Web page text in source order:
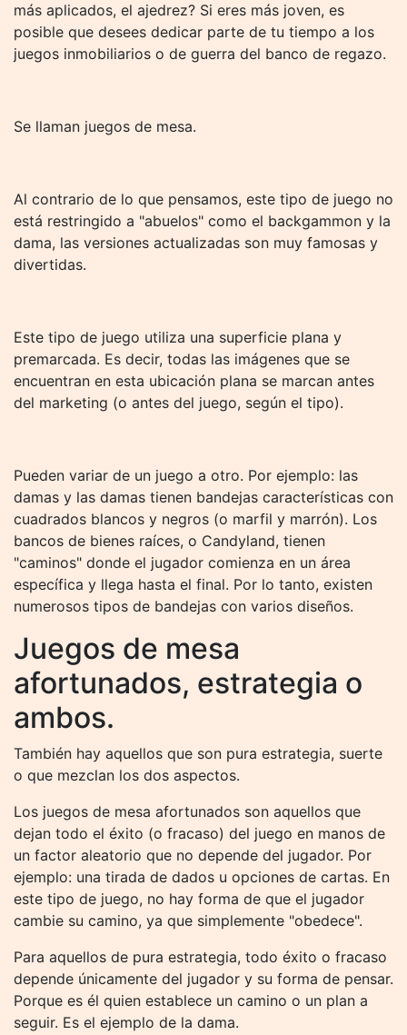
más aplicados, el ajedrez? Si eres más joven, es
posible que desees dedicar parte de tu tiempo a los
juegos inmobiliarios o de guerra del banco de regazo.
Se llaman juegos de mesa.
Al contrario de lo que pensamos, este tipo de juego no
está restringido a "abuelos" como el backgammon y la
dama, las versiones actualizadas son muy famosas y
divertidas.
Este tipo de juego utiliza una superficie plana y
premarcada. Es decir, todas las imágenes que se
encuentran en esta ubicación plana se marcan antes
del marketing (o antes del juego, según el tipo).
Pueden variar de un juego a otro. Por ejemplo: las
damas y las damas tienen bandejas características con
cuadrados blancos y negros (o marfil y marrón). Los
bancos de bienes raíces, o Candyland, tienen
"caminos" donde el jugador comienza en un área
específica y llega hasta el final. Por lo tanto, existen
numerosos tipos de bandejas con varios diseños.
Juegos de mesa
afortunados, estrategia o
ambos.
También hay aquellos que son pura estrategia, suerte
o que mezclan los dos aspectos.
Los juegos de mesa afortunados son aquellos que
dejan todo el éxito (o fracaso) del juego en manos de
un factor aleatorio que no depende del jugador. Por
ejemplo: una tirada de dados u opciones de cartas. En
este tipo de juego, no hay forma de que el jugador
cambie su camino, ya que simplemente "obedece".
Para aquellos de pura estrategia, todo éxito o fracaso
depende únicamente del jugador y su forma de pensar.
Porque es él quien establece un camino o un plan a
seguir. Es el ejemplo de la dama.